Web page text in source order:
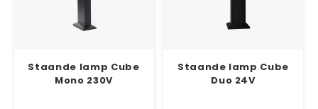
Staande lamp Cube
Mono 230V
Staande lamp Cube
Duo 24V